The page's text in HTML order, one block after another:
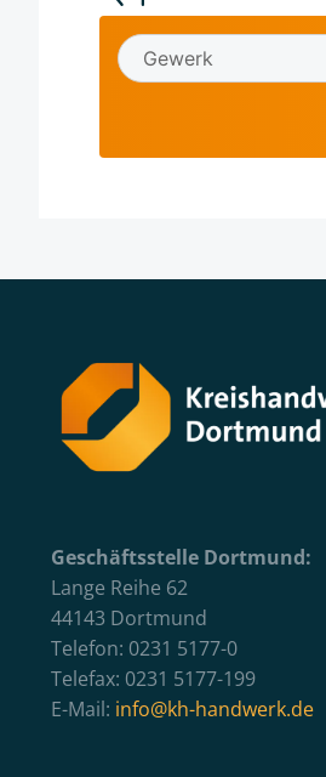
Geschäftsstelle Dortmund:
Lange Reihe 62
44143 Dortmund
Telefon: 0231 5177-0
Telefax: 0231 5177-199
E-Mail: info@kh-handwerk.de